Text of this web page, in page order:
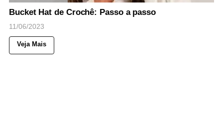
Bucket Hat de Crochê: Passo a passo
11/06/2023
Veja Mais